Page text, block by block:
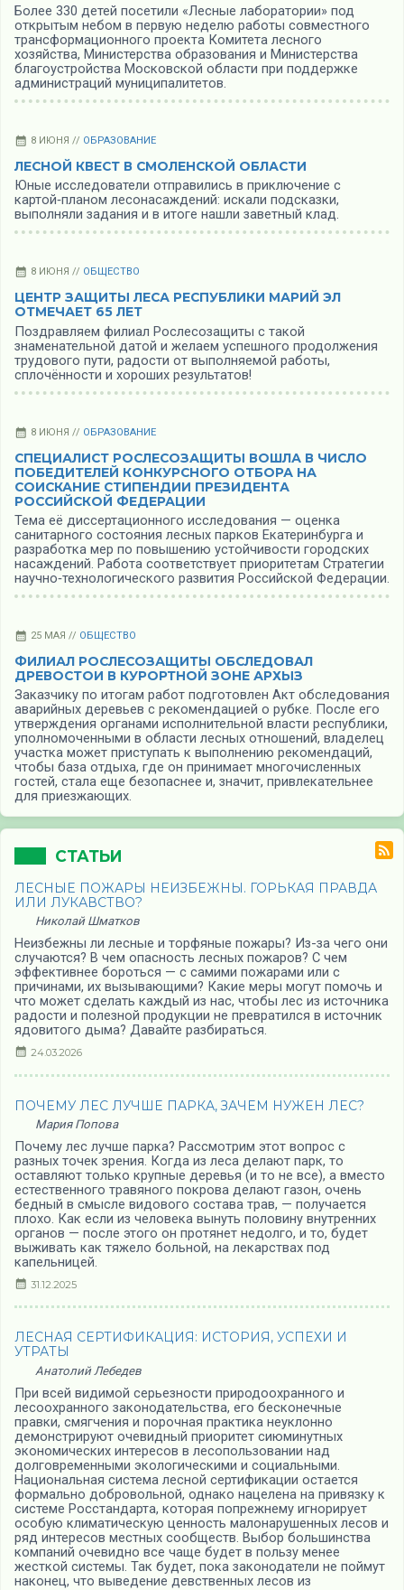
Более 330 детей посетили «Лесные лаборатории» под
открытым небом в первую неделю работы совместного
трансформационного проекта Комитета лесного
хозяйства, Министерства образования и Министерства
благоустройства Московской области при поддержке
администраций муниципалитетов.
8 ИЮНЯ // ОБРАЗОВАНИЕ
ЛЕСНОЙ КВЕСТ В СМОЛЕНСКОЙ ОБЛАСТИ
Юные исследователи отправились в приключение с
картой‑планом лесонасаждений: искали подсказки,
выполняли задания и в итоге нашли заветный клад.
8 ИЮНЯ // ОБЩЕСТВО
ЦЕНТР ЗАЩИТЫ ЛЕСА РЕСПУБЛИКИ МАРИЙ ЭЛ
ОТМЕЧАЕТ 65 ЛЕТ
Поздравляем филиал Рослесозащиты с такой
знаменательной датой и желаем успешного продолжения
трудового пути, радости от выполняемой работы,
сплочённости и хороших результатов!
8 ИЮНЯ // ОБРАЗОВАНИЕ
СПЕЦИАЛИСТ РОСЛЕСОЗАЩИТЫ ВОШЛА В ЧИСЛО
ПОБЕДИТЕЛЕЙ КОНКУРСНОГО ОТБОРА НА
СОИСКАНИЕ СТИПЕНДИИ ПРЕЗИДЕНТА
РОССИЙСКОЙ ФЕДЕРАЦИИ
Тема её диссертационного исследования — оценка
санитарного состояния лесных парков Екатеринбурга и
разработка мер по повышению устойчивости городских
насаждений. Работа соответствует приоритетам Стратегии
научно‑технологического развития Российской Федерации.
25 МАЯ // ОБЩЕСТВО
ФИЛИАЛ РОСЛЕСОЗАЩИТЫ ОБСЛЕДОВАЛ
ДРЕВОСТОИ В КУРОРТНОЙ ЗОНЕ АРХЫЗ
Заказчику по итогам работ подготовлен Акт обследования
аварийных деревьев с рекомендацией о рубке. После его
утверждения органами исполнительной власти республики,
уполномоченными в области лесных отношений, владелец
участка может приступать к выполнению рекомендаций,
чтобы база отдыха, где он принимает многочисленных
гостей, стала еще безопаснее и, значит, привлекательнее
для приезжающих.
СТАТЬИ
ЛЕСНЫЕ ПОЖАРЫ НЕИЗБЕЖНЫ. ГОРЬКАЯ ПРАВДА
ИЛИ ЛУКАВСТВО?
Николай Шматков
Неизбежны ли лесные и торфяные пожары? Из-за чего они
случаются? В чем опасность лесных пожаров? С чем
эффективнее бороться — с самими пожарами или с
причинами, их вызывающими? Какие меры могут помочь и
что может сделать каждый из нас, чтобы лес из источника
радости и полезной продукции не превратился в источник
ядовитого дыма? Давайте разбираться.
24.03.2026
ПОЧЕМУ ЛЕС ЛУЧШЕ ПАРКА, ЗАЧЕМ НУЖЕН ЛЕС?
Мария Попова
Почему лес лучше парка? Рассмотрим этот вопрос с
разных точек зрения. Когда из леса делают парк, то
оставляют только крупные деревья (и то не все), а вместо
естественного травяного покрова делают газон, очень
бедный в смысле видового состава трав, — получается
плохо. Как если из человека вынуть половину внутренних
органов — после этого он протянет недолго, и то, будет
выживать как тяжело больной, на лекарствах под
капельницей.
31.12.2025
ЛЕСНАЯ СЕРТИФИКАЦИЯ: ИСТОРИЯ, УСПЕХИ И
УТРАТЫ
Анатолий Лебедев
При всей видимой серьезности природоохранного и
лесоохранного законодательства, его бесконечные
правки, смягчения и порочная практика неуклонно
демонстрируют очевидный приоритет сиюминутных
экономических интересов в лесопользовании над
долговременными экологическими и социальными.
Национальная система лесной сертификации остается
формально добровольной, однако нацелена на привязку к
системе Росстандарта, которая попрежнему игнорирует
особую климатическую ценность малонарушенных лесов и
ряд интересов местных сообществ. Выбор большинства
компаний очевидно все чаще будет в пользу менее
жесткой системы. Так будет, пока законодатели не поймут
наконец, что выведение девственных лесов из